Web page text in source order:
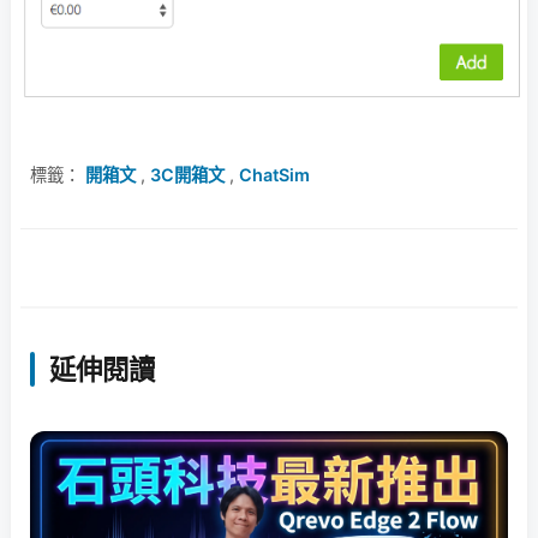
標籤： 開箱文, 3C開箱文, ChatSim
延伸閱讀